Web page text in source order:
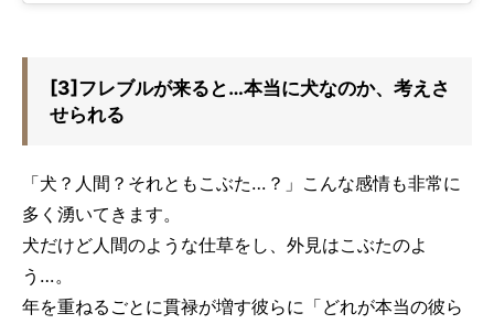
[3]フレブルが来ると…本当に犬なのか、考えさ
せられる
「犬？人間？それともこぶた…？」こんな感情も非常に
多く湧いてきます。
犬だけど人間のような仕草をし、外見はこぶたのよ
う…。
年を重ねるごとに貫禄が増す彼らに「どれが本当の彼ら